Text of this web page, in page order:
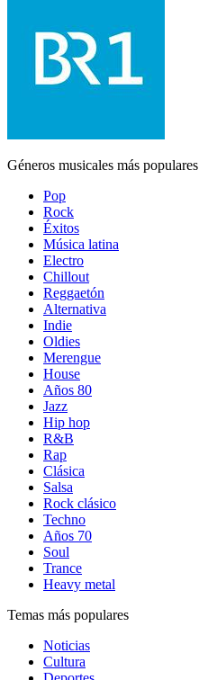
Géneros musicales más populares
Pop
Rock
Éxitos
Música latina
Electro
Chillout
Reggaetón
Alternativa
Indie
Oldies
Merengue
House
Años 80
Jazz
Hip hop
R&B
Rap
Clásica
Salsa
Rock clásico
Techno
Años 70
Soul
Trance
Heavy metal
Temas más populares
Noticias
Cultura